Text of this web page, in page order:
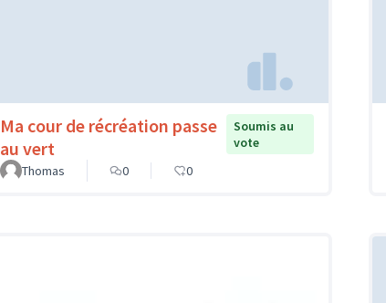
Ma cour de récréation passe
au vert
Soumis au
vote
Thomas
0 0